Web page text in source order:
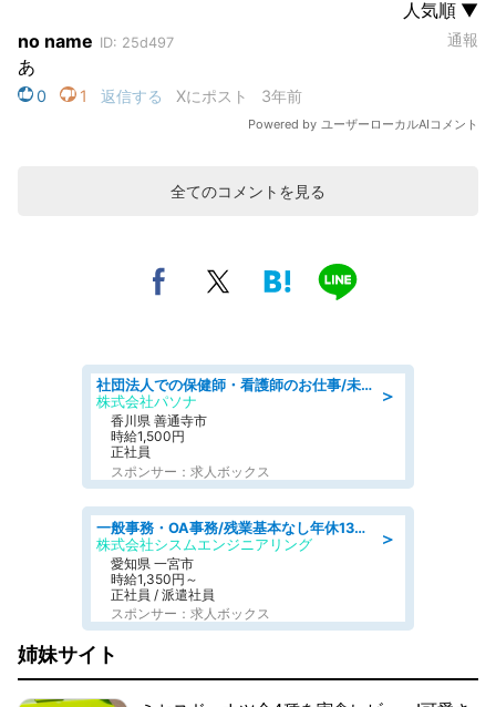
全てのコメントを見る
＞
社団法人での保健師・看護師のお仕事/未経験OK/要資格:普通免許、保健師、正看護師
株式会社パソナ
香川県 善通寺市
時給1,500円
正社員
スポンサー：求人ボックス
＞
一般事務・OA事務/残業基本なし年休130日社保完備の一般・調達事務
株式会社シスムエンジニアリング
愛知県 一宮市
時給1,350円～
正社員 / 派遣社員
スポンサー：求人ボックス
姉妹サイト